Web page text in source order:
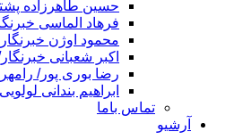
حسین طاهرزاده
فرهاد الماسی
محمود اوژن خبرنگار
اکبر شعبانی
رضا بوری پور/
ابراهیم بندانی
تماس باما
آرشیو